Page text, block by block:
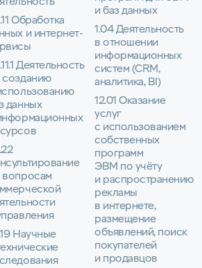
Обработка
и интернет-
Деятельность
созданию
данных
вопросам
Научные
и баз данных
1.04 Деятельность
в отношении
информационных
систем (CRM,
аналитика, BI)
12.01 Оказание
услуг
с использованием
собственных
программ
ЭВМ по учёту
и распространению
рекламы
в интернете,
размещение
объявлений, поиск
покупателей
и продавцов